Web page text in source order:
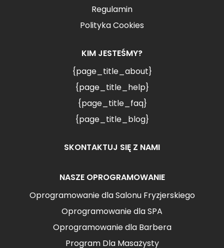
Regulamin
Polityka Cookies
KIM JESTEŚMY?
{page_title_about}
{page_title_help}
{page_title_faq}
{page_title_blog}
SKONTAKTUJ SIĘ Z NAMI
NASZE OPROGRAMOWANIE
Oprogramowanie dla Salonu Fryzjerskiego
Oprogramowanie dla SPA
Oprogramowanie dla Barbera
Program Dla Masażysty